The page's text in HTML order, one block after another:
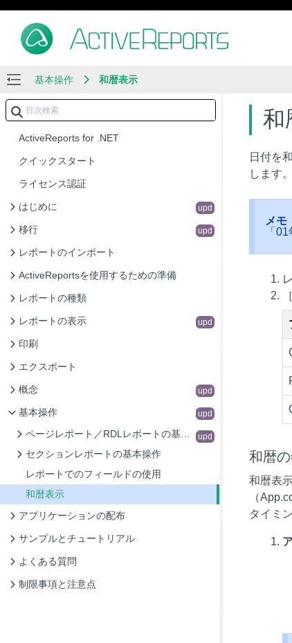
基本操作 和暦表示
ActiveReports for .NET
クイックスタート
ライセンス認証
はじめに upd
移行 upd
レポートのインポート
ActiveReportsを使用するための準備
レポートの種類
レポートの表示 upd
印刷
エクスポート
概念 upd
基本操作 upd
ページレポート／RDLレポートの基本操作 upd
セクションレポートの基本操作
レポートでのフィールドの使用
和暦表示
アプリケーションの配布
サンプルとチュートリアル
よくある質問
制限事項と注意点
和
日付を
します
メモ
「
和暦
和暦表
（
タイミ